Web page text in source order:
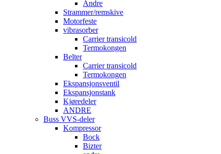
Andre
Strammer/remskive
Motorfeste
vibrasorber
Carrier transicold
Termokongen
Belter
Carrier transicold
Termokongen
Ekspansjonsventil
Ekspansjonstank
Kjøredeler
ANDRE
Buss VVS-deler
Kompressor
Bock
Bizter